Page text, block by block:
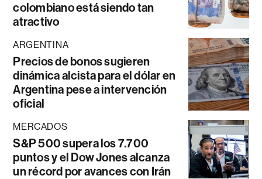
colombiano está siendo tan
atractivo
ARGENTINA
Precios de bonos sugieren
dinámica alcista para el dólar en
Argentina pese a intervención
oficial
MERCADOS
S&P 500 supera los 7.700
puntos y el Dow Jones alcanza
un récord por avances con Irán